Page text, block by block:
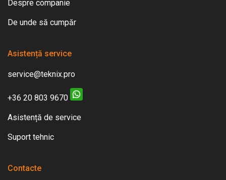
Despre companie
De unde să cumpăr
Asistență service
service@teknix.pro
+36 20 803 9670
Asistență de service
Suport tehnic
Contacte